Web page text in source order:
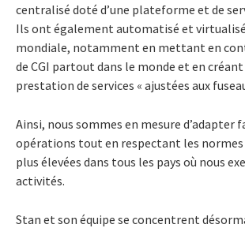
centralisé doté d’une plateforme et de
Ils ont également automatisé et
mondiale, notamment en mettant en
de CGI partout dans le monde et en créant
prestation de services « ajustées aux
Ainsi, nous sommes en mesure d’adapter
opérations tout en respectant les normes
plus élevées dans tous les pays où nous
activités.
Stan et son équipe se concentrent